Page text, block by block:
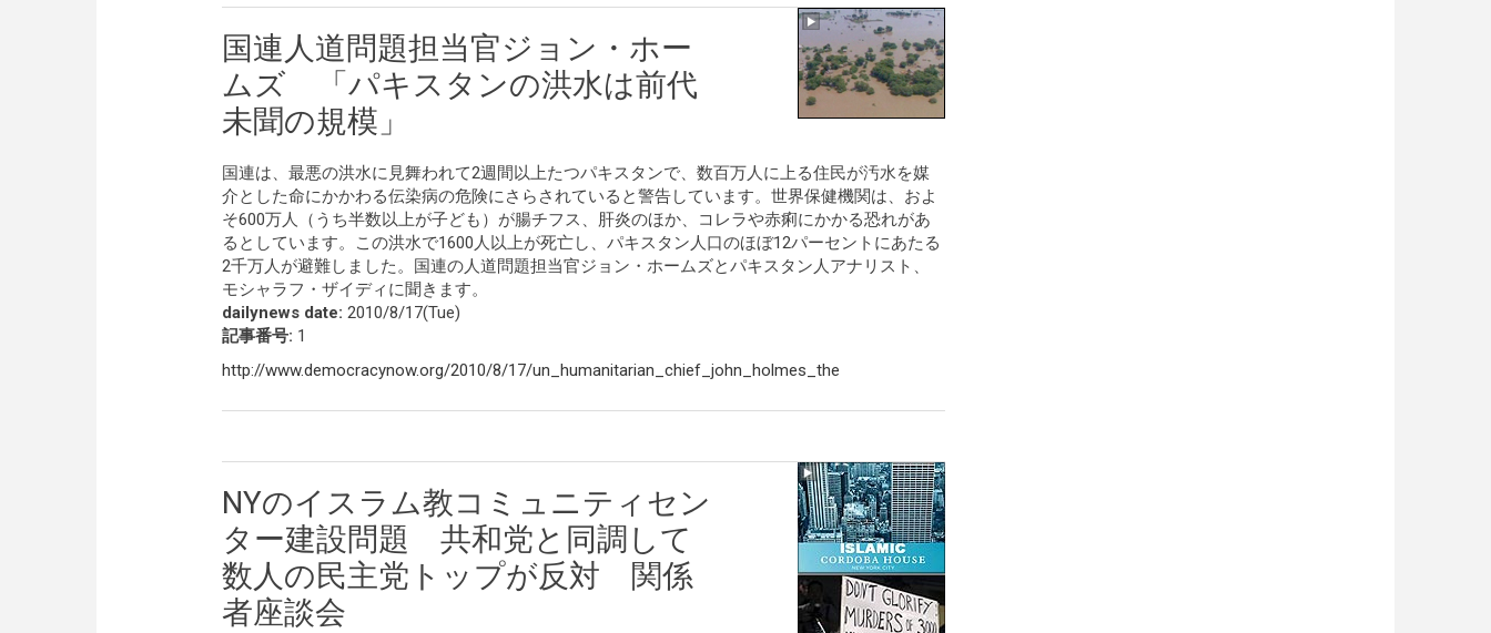
国連人道問題担当官ジョン・ホー
ムズ 「パキスタンの洪水は前代
未聞の規模」
国連は、最悪の洪水に見舞われて2週間以上たつパキスタンで、数百万人に上る住民が汚水を媒
介とした命にかかわる伝染病の危険にさらされていると警告しています。世界保健機関は、およ
そ600万人（うち半数以上が子ども）が腸チフス、肝炎のほか、コレラや赤痢にかかる恐れがあ
るとしています。この洪水で1600人以上が死亡し、パキスタン人口のほぼ12パーセントにあたる
2千万人が避難しました。国連の人道問題担当官ジョン・ホームズとパキスタン人アナリスト、
モシャラフ・ザイディに聞きます。
dailynews date: 2010/8/17(Tue)
記事番号: 1
http://www.democracynow.org/2010/8/17/un_humanitarian_chief_john_holmes_the
NYのイスラム教コミュニティセン
ター建設問題 共和党と同調して
数人の民主党トップが反対 関係
者座談会